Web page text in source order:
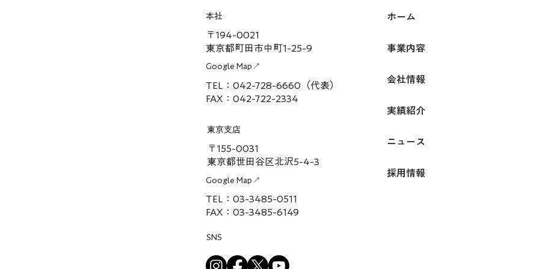
本社
〒194-0021
東京都町田市中町1-25-9
Google Map↗
TEL：042-728-6660（代表）
FAX：042-722-2334
東京支店
〒155-0031
東京都世田谷区北沢5-4-3
Google Map↗
TEL：03-3485-0511
FAX：03-3485-6149
SNS
ホーム
事業内容
会社情報
実績紹介
ニュース
採用情報